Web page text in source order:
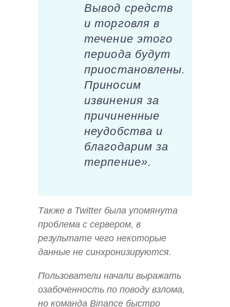
Вывод средств
и торговля в
течение этого
периода будут
приостановлены.
Приносим
извинения за
причиненные
неудобства и
благодарим за
терпение».
Также в Twitter была упомянута
проблема с сервером, в
результате чего некоторые
данные не синхронизируются.
Пользователи начали выражать
озабоченность по поводу взлома,
но команда Binance быстро